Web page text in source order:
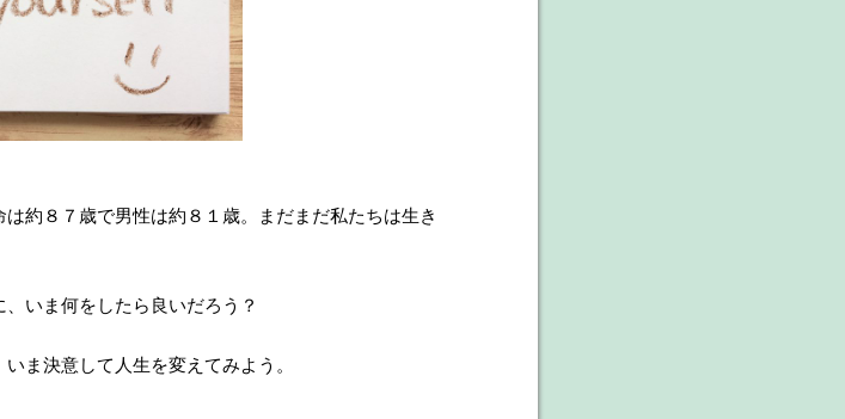
約８７歳で男性は約８１歳。まだまだ私たちは生き
いま何をしたら良いだろう？
ま決意して人生を変えてみよう。